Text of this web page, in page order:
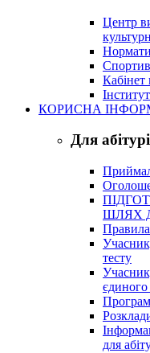
Центр
Кабінет
КОРИСНА
Для
ШЛЯХ
тесту
для